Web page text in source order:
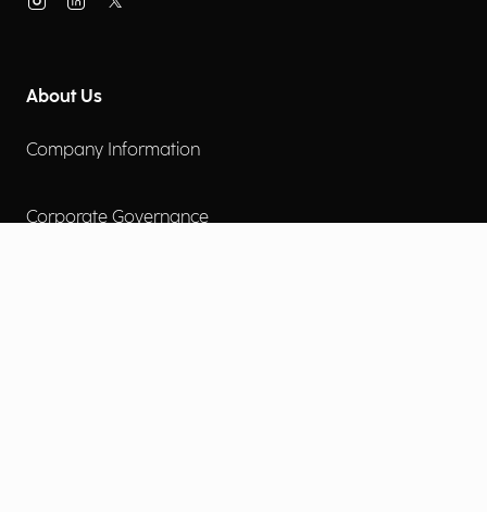
About Us
Company Information
Corporate Governance